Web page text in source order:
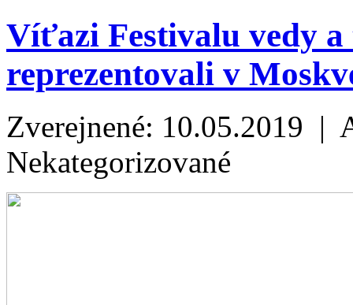
Víťazi Festivalu vedy
reprezentovali v
Zverejnené: 10.05.2019 |
Nekategorizované